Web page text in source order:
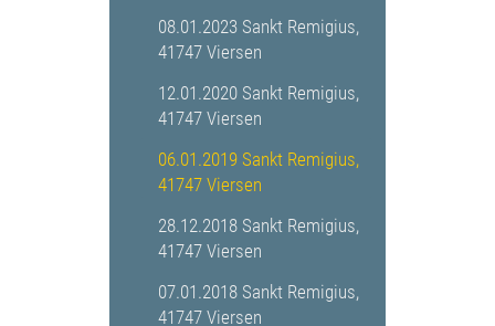
08.01.2023 Sankt Remigius,
41747 Viersen
12.01.2020 Sankt Remigius,
41747 Viersen
06.01.2019 Sankt Remigius,
41747 Viersen
28.12.2018 Sankt Remigius,
41747 Viersen
07.01.2018 Sankt Remigius,
41747 Viersen